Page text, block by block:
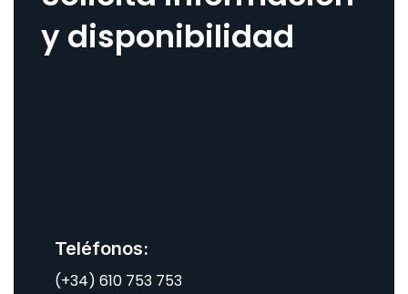
y disponibilidad
Teléfonos:
(+34) 610 753 753